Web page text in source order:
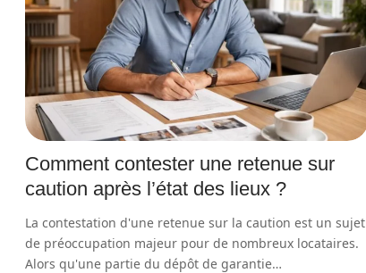
Comment contester une retenue sur
caution après l’état des lieux ?
La contestation d'une retenue sur la caution est un sujet
de préoccupation majeur pour de nombreux locataires.
Alors qu'une partie du dépôt de garantie…